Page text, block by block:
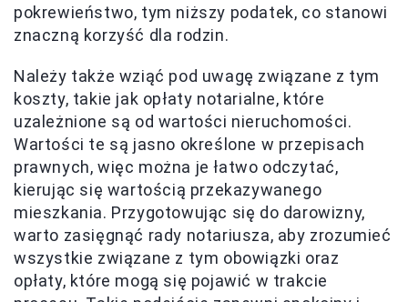
pokrewieństwo, tym niższy podatek, co stanowi
znaczną korzyść dla rodzin.
Należy także wziąć pod uwagę związane z tym
koszty, takie jak opłaty notarialne, które
uzależnione są od wartości nieruchomości.
Wartości te są jasno określone w przepisach
prawnych, więc można je łatwo odczytać,
kierując się wartością przekazywanego
mieszkania. Przygotowując się do darowizny,
warto zasięgnąć rady notariusza, aby zrozumieć
wszystkie związane z tym obowiązki oraz
opłaty, które mogą się pojawić w trakcie